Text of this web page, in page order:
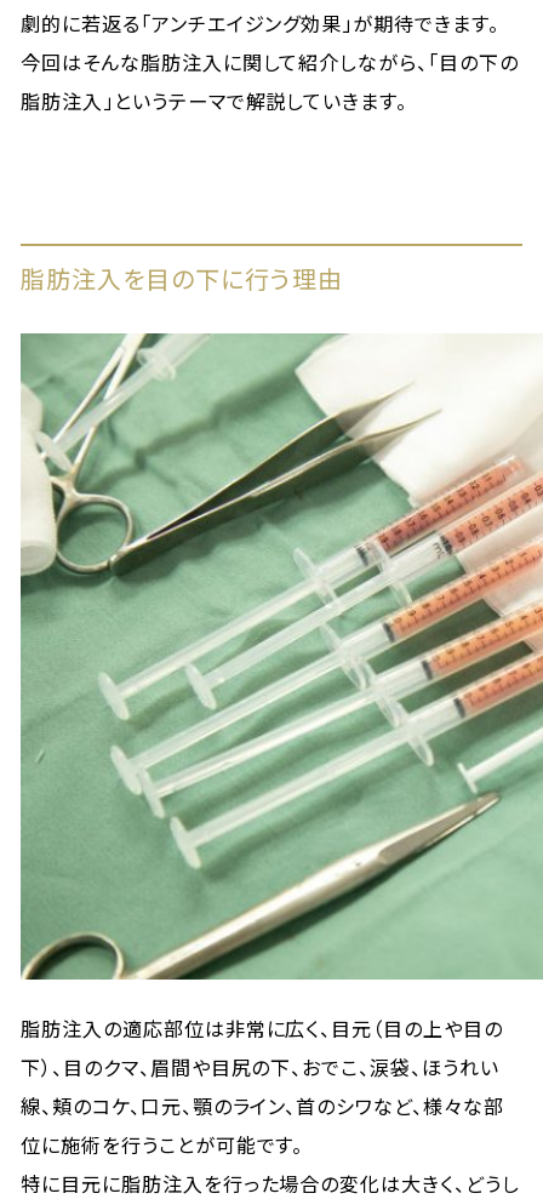
劇的に若返る「アンチエイジング効果」が期待できます。
今回はそんな脂肪注入に関して紹介しながら、「目の下の
脂肪注入」というテーマで解説していきます。
脂肪注入を目の下に行う理由
脂肪注入の適応部位は非常に広く、目元（目の上や目の
下）、目のクマ、眉間や目尻の下、おでこ、涙袋、ほうれい
線、頬のコケ、口元、顎のライン、首のシワなど、様々な部
位に施術を行うことが可能です。
特に目元に脂肪注入を行った場合の変化は大きく、どうし